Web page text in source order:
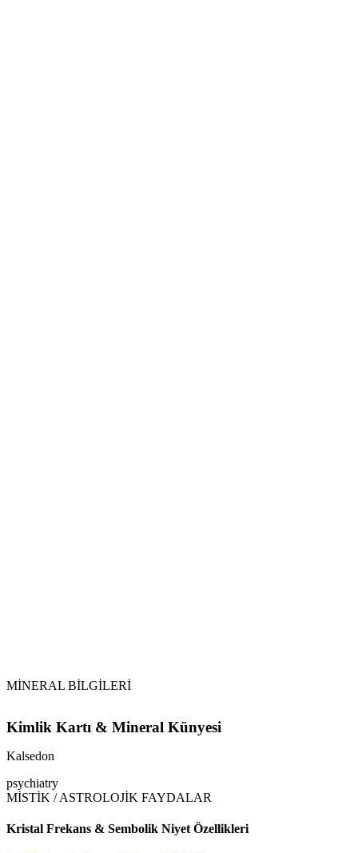
MİNERAL BİLGİLERİ
Kimlik Kartı & Mineral Künyesi
Kalsedon
psychiatry
MİSTİK / ASTROLOJİK FAYDALAR
Kristal Frekans & Sembolik Niyet Özellikleri